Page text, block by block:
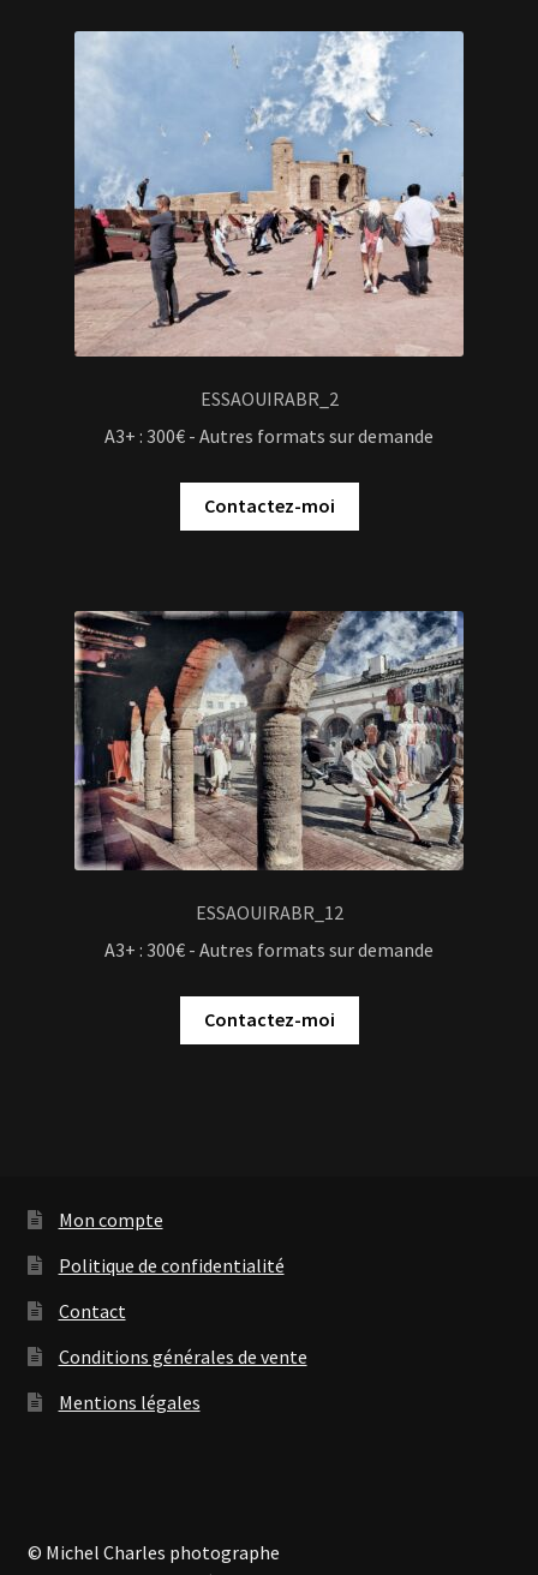
ESSAOUIRABR_2
A3+ : 300€ - Autres formats sur demande
Contactez-moi
ESSAOUIRABR_12
A3+ : 300€ - Autres formats sur demande
Contactez-moi
Mon compte
Politique de confidentialité
Contact
Conditions générales de vente
Mentions légales
© Michel Charles photographe